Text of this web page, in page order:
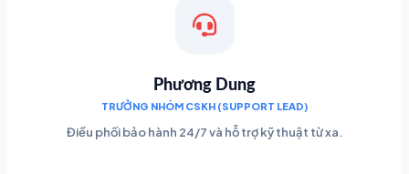
Phương Dung
TRƯỞNG NHÓM CSKH (SUPPORT LEAD)
Điều phối bảo hành 24/7 và hỗ trợ kỹ thuật từ xa.